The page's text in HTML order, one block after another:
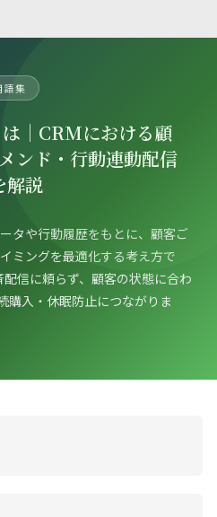
語集
｜CRMにおける顧
ンド・行動連動配信
解説
タや行動履歴をもとに、顧客ご
ミングを最適化する考え方で
信に頼らず、顧客の状態に合わ
購入・休眠防止につながりま